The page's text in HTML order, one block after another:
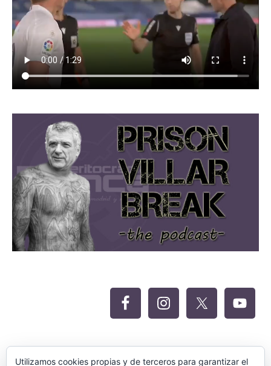
Utilizamos cookies propias y de terceros para garantizar el